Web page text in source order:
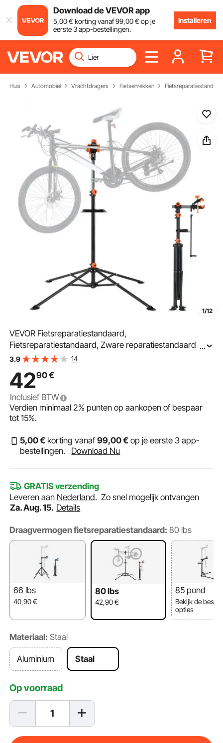
Download de VEVOR app
5,00€ korting vanaf99,00€ op je
eerste 3 app-bestellingen.
Installeren
Huis Automobiel Vrachtdragers Fietsenrekken
1/12
VEVOR Fietsreparatiestandaard,
Fietsreparatiestandaard, Zware reparatiestandaard
36,3 kg, 1079,5-1900 mm Hoogteverstelbare
...
3.9 14
4290€
Inclusief BTW
Verdien minimaal2% punten op aankopen of bespaar
tot15%.
5,00€ korting vanaf99,00€ op je eerste 3 app-
bestellingen.
Download Nu
GRATIS verzending
Leveren aan Nederland.Zo snel mogelijk ontvangen
Za. Aug. 15. Details
Draagvermogen fietsreparatiestandaard: 80 lbs
66 lbs
40,90€
80 lbs
42,90€
85 pond
Bekijk de
opties
Materiaal: Staal
Aluminium Staal
Op voorraad